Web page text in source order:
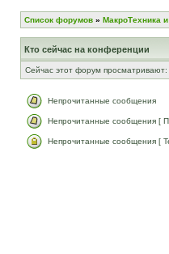
Список форумов » МакроТехника
Кто сейчас на конференции
Сейчас этот форум просматривают:
Непрочитанные сообщения
Непрочитанные сообщения [
Непрочитанные сообщения [